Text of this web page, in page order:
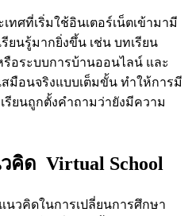
ทศที่เริ่มใช้อินเตอร์เน็ตเข้ามามี
ยนรู้มากยิ่งขึ้น เช่น บทเรียน
อระบบการบ้านออนไลน์ และ
สมือนจริงแบบเต็มขั้น ทำให้การมี
ยนถูกตั้งคำถามว่ายังมีความ
คิด Virtual School
วคิดในการเปลี่ยนการศึกษา